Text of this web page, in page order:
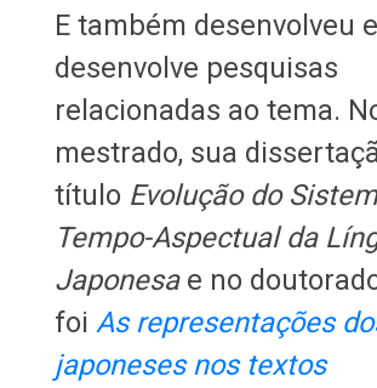
E também desenvolveu e
desenvolve pesquisas
relacionadas ao tema.
mestrado, sua
título Evolução do
Tempo-Aspectual da
Japonesae no
foi As representações
japoneses nos textos